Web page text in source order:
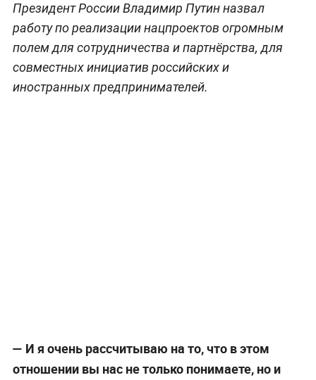
Президент России Владимир Путин назвал
работу по реализации нацпроектов огромным
полем для сотрудничества и партнёрства, для
совместных инициатив российских и
иностранных предпринимателей.
— И я очень рассчитываю на то, что в этом
отношении вы нас не только понимаете, но и